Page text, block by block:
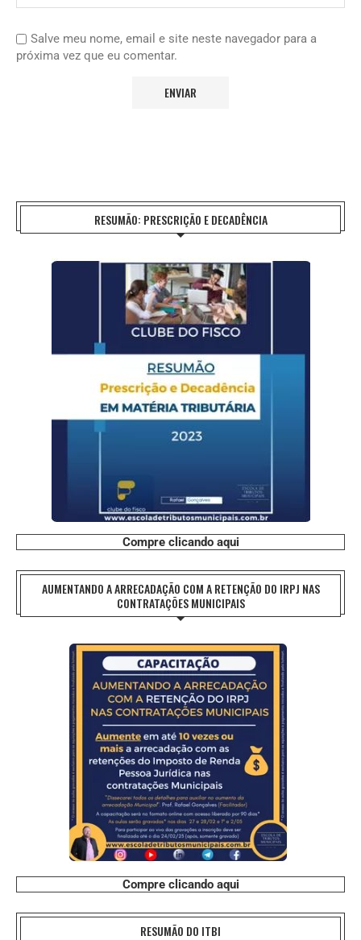
Salve meu nome, email e site neste navegador para a
próxima vez que eu comentar.
RESUMÃO: PRESCRIÇÃO E DECADÊNCIA
Compre clicando aqui
AUMENTANDO A ARRECADAÇÃO COM A RETENÇÃO DO IRPJ NAS
CONTRATAÇÕES MUNICIPAIS
Compre clicando aqui
RESUMÃO DO ITBI